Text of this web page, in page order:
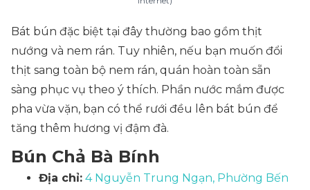
Bát bún đặc biệt tại đây thường bao gồm thịt
nướng và nem rán. Tuy nhiên, nếu bạn muốn đổi
thịt sang toàn bộ nem rán, quán hoàn toàn sẵn
sàng phục vụ theo ý thích. Phần nước mắm được
pha vừa vặn, bạn có thể rưới đều lên bát bún để
tăng thêm hương vị đậm đà.
Bún Chả Bà Bính
Địa chỉ: 4 Nguyễn Trung Ngạn, Phường Bến